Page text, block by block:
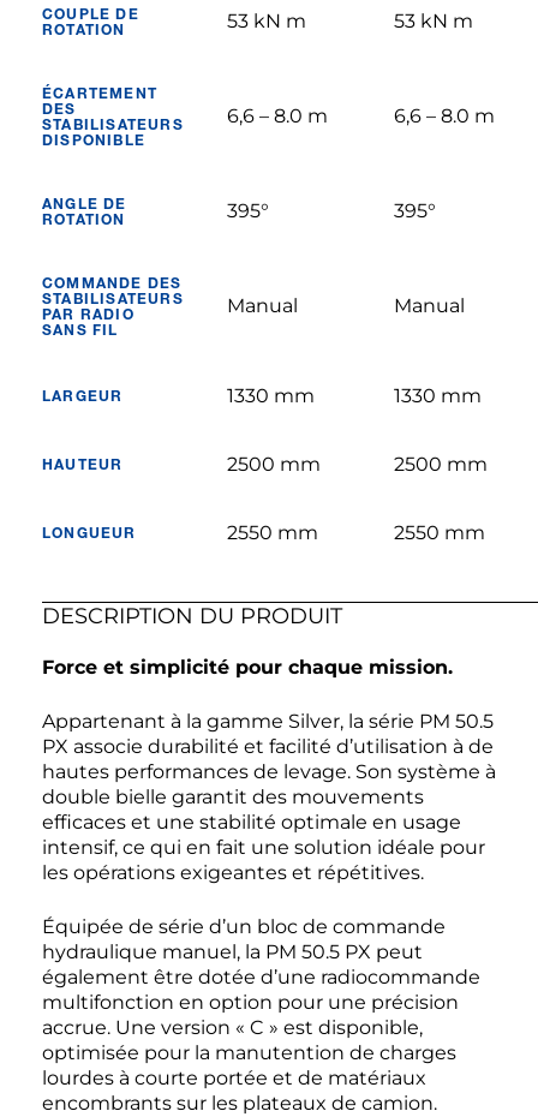
COUPLE DE
ROTATION
53 kN m 53 kN m
ÉCARTEMENT
DES
STABILISATEURS
DISPONIBLE
6,6 – 8.0 m 6,6 – 8.0 m
ANGLE DE
ROTATION
395° 395°
COMMANDE DES
STABILISATEURS
PAR RADIO
SANS FIL
Manual Manual
LARGEUR 1330 mm 1330 mm
HAUTEUR 2500 mm 2500 mm
LONGUEUR 2550 mm 2550 mm
DESCRIPTION DU PRODUIT
Force et simplicité pour chaque mission.
Appartenant à la gamme Silver, la série PM 50.5
PX associe durabilité et facilité d’utilisation à de
hautes performances de levage. Son système à
double bielle garantit des mouvements
efficaces et une stabilité optimale en usage
intensif, ce qui en fait une solution idéale pour
les opérations exigeantes et répétitives.
Équipée de série d’un bloc de commande
hydraulique manuel, la PM 50.5 PX peut
également être dotée d’une radiocommande
multifonction en option pour une précision
accrue. Une version « C » est disponible,
optimisée pour la manutention de charges
lourdes à courte portée et de matériaux
encombrants sur les plateaux de camion.